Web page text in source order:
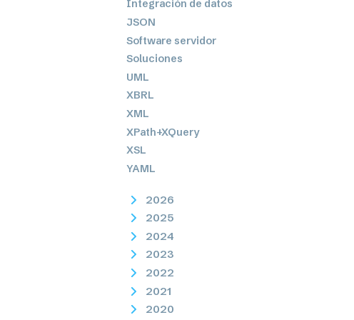
Integración de datos
JSON
Software servidor
Soluciones
UML
XBRL
XML
XPath+XQuery
XSL
YAML
2026
2025
2024
2023
2022
2021
2020